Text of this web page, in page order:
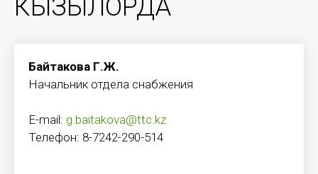
КЫЗЫЛОРДА
Байтакова Г.Ж.
Начальник отдела снабжения
E-mail: g.baitakova@ttc.kz
Телефон: 8-7242-290-514